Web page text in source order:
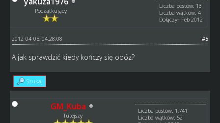
Początkujący
Liczba postów: 13
Liczba wątków: 4
Dołączył: Feb 2012
#5
2012-04-05, 04:28:08
A jak sprawdzić kiedy kończy się obóz?
Szukaj
GM_Kuba
Tutejszy
Liczba postów: 1,741
Liczba wątków: 52